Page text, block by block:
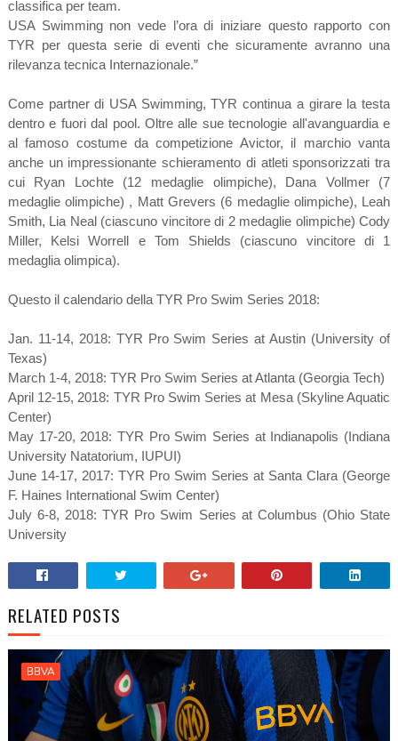
classifica per team.
USA Swimming non vede l’ora di iniziare questo rapporto con
TYR per questa serie di eventi che sicuramente avranno una
rilevanza tecnica Internazionale.”
Come partner di USA Swimming, TYR continua a girare la testa
dentro e fuori dal pool. Oltre alle sue tecnologie all'avanguardia e
al famoso costume da competizione Avictor, il marchio vanta
anche un impressionante schieramento di atleti sponsorizzati tra
cui Ryan Lochte (12 medaglie olimpiche), Dana Vollmer (7
medaglie olimpiche) , Matt Grevers (6 medaglie olimpiche), Leah
Smith, Lia Neal (ciascuno vincitore di 2 medaglie olimpiche) Cody
Miller, Kelsi Worrell e Tom Shields (ciascuno vincitore di 1
medaglia olimpica).
Questo il calendario della TYR Pro Swim Series 2018:
Jan. 11-14, 2018: TYR Pro Swim Series at Austin (University of
Texas)
March 1-4, 2018: TYR Pro Swim Series at Atlanta (Georgia Tech)
April 12-15, 2018: TYR Pro Swim Series at Mesa (Skyline Aquatic
Center)
May 17-20, 2018: TYR Pro Swim Series at Indianapolis (Indiana
University Natatorium, IUPUI)
June 14-17, 2017: TYR Pro Swim Series at Santa Clara (George
F. Haines International Swim Center)
July 6-8, 2018: TYR Pro Swim Series at Columbus (Ohio State
University
RELATED POSTS
BBVA